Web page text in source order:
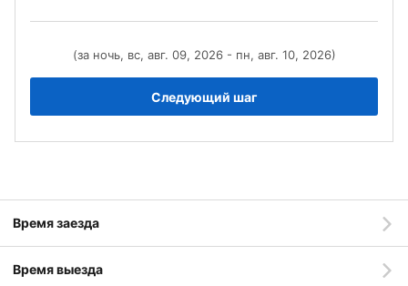
(за ночь, вс, авг. 09, 2026 - пн, авг. 10, 2026)
Следующий шаг
Время заезда
Время выезда